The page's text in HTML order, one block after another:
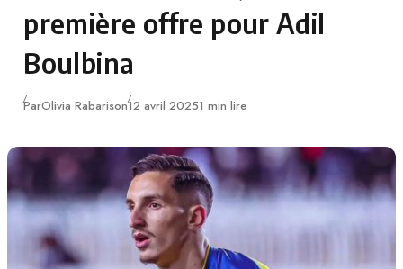
première offre pour Adil
Boulbina
ParOlivia RabarisonPublié
12 avril 20251 min lire